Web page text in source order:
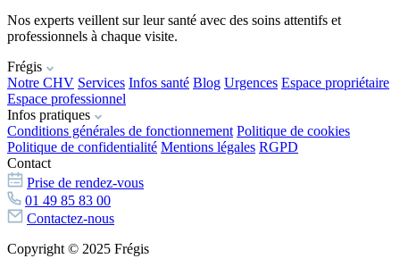
Nos experts veillent sur leur santé avec des soins attentifs et
professionnels à chaque visite.
Frégis
Notre CHV Services Infos santé Blog Urgences Espace propriétaire
Espace professionnel
Infos pratiques
Conditions générales de fonctionnement Politique de cookies
Politique de confidentialité Mentions légales RGPD
Contact
Prise de rendez-vous
01 49 85 83 00
Contactez-nous
Copyright © 2025 Frégis